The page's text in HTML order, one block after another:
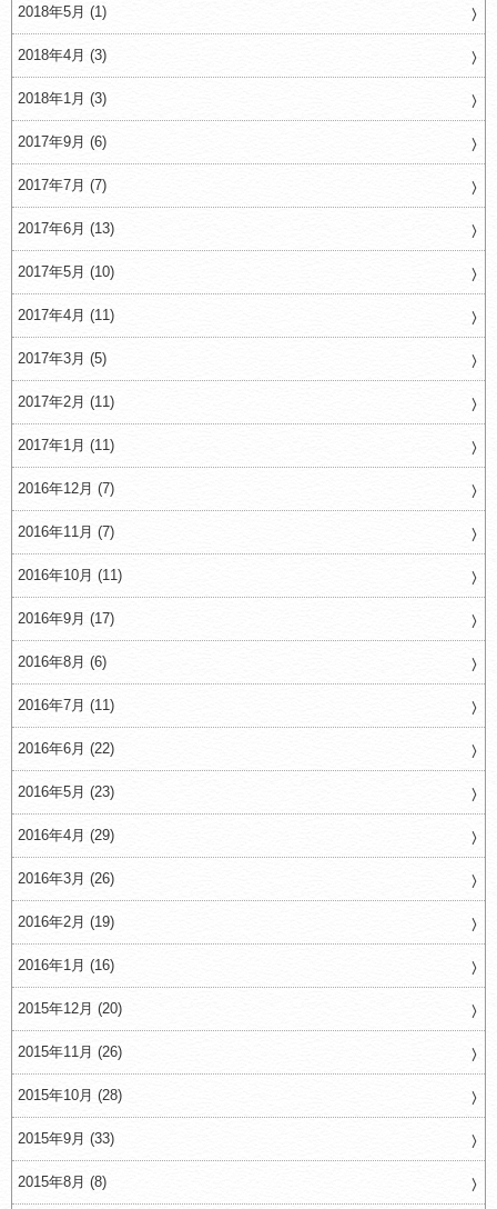
2018年5月 (1)
2018年4月 (3)
2018年1月 (3)
2017年9月 (6)
2017年7月 (7)
2017年6月 (13)
2017年5月 (10)
2017年4月 (11)
2017年3月 (5)
2017年2月 (11)
2017年1月 (11)
2016年12月 (7)
2016年11月 (7)
2016年10月 (11)
2016年9月 (17)
2016年8月 (6)
2016年7月 (11)
2016年6月 (22)
2016年5月 (23)
2016年4月 (29)
2016年3月 (26)
2016年2月 (19)
2016年1月 (16)
2015年12月 (20)
2015年11月 (26)
2015年10月 (28)
2015年9月 (33)
2015年8月 (8)